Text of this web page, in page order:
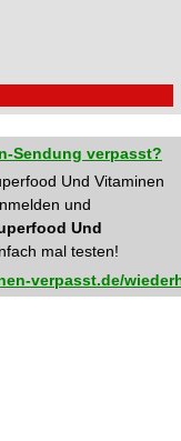
Sendung verpasst?
Und Vitaminen
und
Und
mal testen!
verpasst.de/